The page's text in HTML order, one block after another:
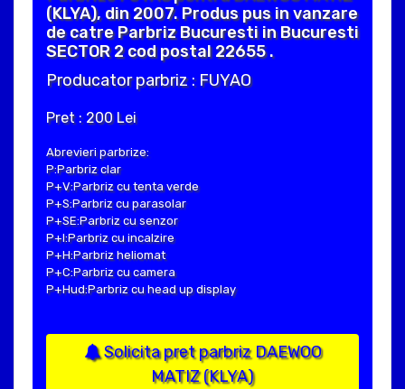
(KLYA), din 2007. Produs pus in vanzare
de catre Parbriz Bucuresti in Bucuresti
SECTOR 2 cod postal 22655 .
Producator parbriz : FUYAO
Pret : 200 Lei
Abrevieri parbrize:
P:Parbriz clar
P+V:Parbriz cu tenta verde
P+S:Parbriz cu parasolar
P+SE:Parbriz cu senzor
P+I:Parbriz cu incalzire
P+H:Parbriz heliomat
P+C:Parbriz cu camera
P+Hud:Parbriz cu head up display
Solicita pret parbriz DAEWOO
MATIZ (KLYA)